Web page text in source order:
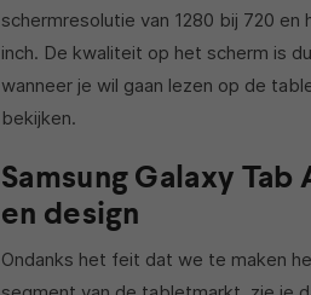
schermresolutie van 1280 bij 720
inch. De kwaliteit op het scherm is
wanneer je wil gaan lezen op de
bekijken.
Samsung Galaxy Tab
en design
Ondanks het feit dat we te maken